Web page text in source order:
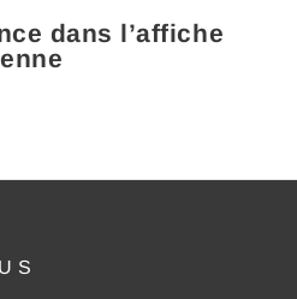
dans l’affiche